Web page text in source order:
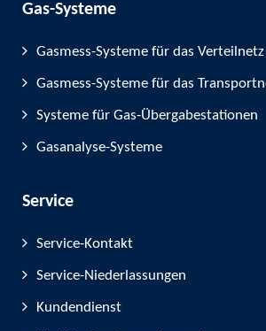
Gas-Systeme
Gasmess-Systeme für das Verteilnetz
Gasmess-Systeme für das
Systeme für Gas-Übergabestationen
Gasanalyse-Systeme
Service
Service-Kontakt
Service-Niederlassungen
Kundendienst